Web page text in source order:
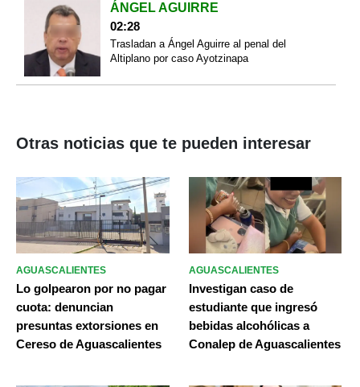
ÁNGEL AGUIRRE
02:28
Trasladan a Ángel Aguirre al penal del
Altiplano por caso Ayotzinapa
Otras noticias que te pueden interesar
AGUASCALIENTES
Lo golpearon por no pagar
cuota: denuncian
presuntas extorsiones en
Cereso de Aguascalientes
AGUASCALIENTES
Investigan caso de
estudiante que ingresó
bebidas alcohólicas a
Conalep de Aguascalientes